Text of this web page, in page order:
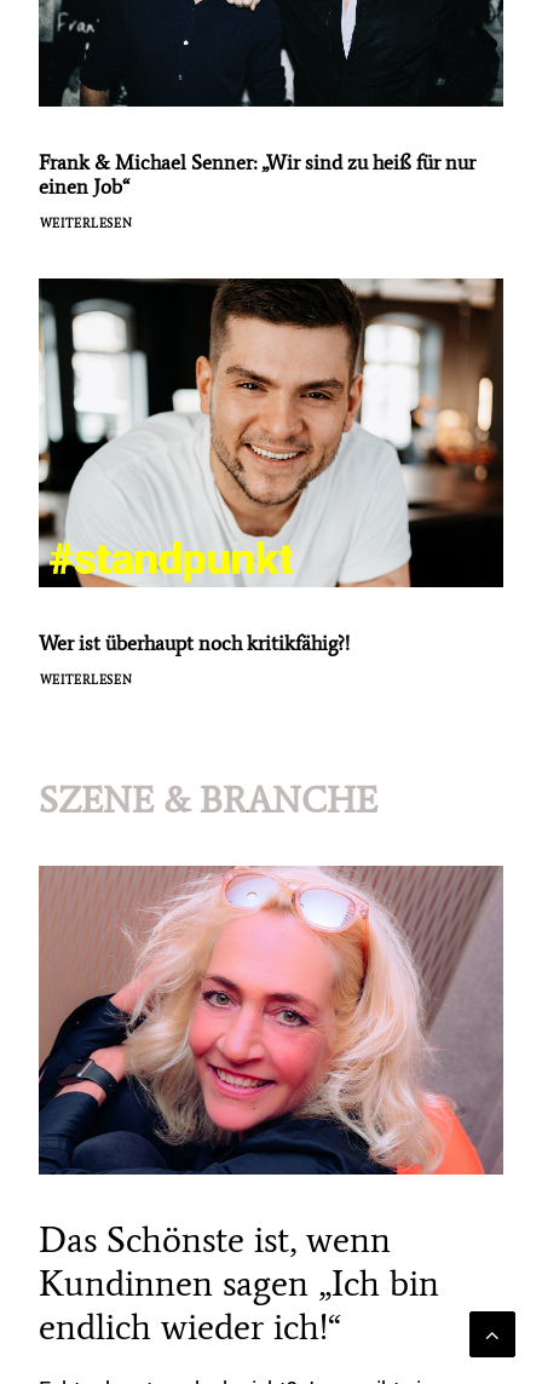
Frank & Michael Senner: „Wir sind zu heiß für nur
einen Job“
WEITERLESEN
Wer ist überhaupt noch kritikfähig?!
WEITERLESEN
SZENE & BRANCHE
Das Schönste ist, wenn
Kundinnen sagen „Ich bin
endlich wieder ich!“